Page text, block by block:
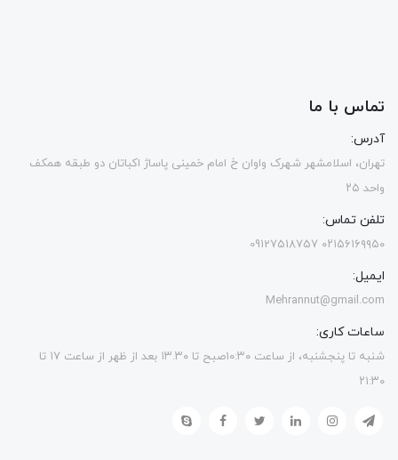
تماس با ما
آدرس:
تهران، اسلامشهر شهرک واوان خ امام خمینی پاساژ اکباتان دو طبقه همکف
واحد ۲۵
تلفن تماس:
۰۲۱۵۶۱۶۹۹۵۰ 09127518757
ایمیل:
Mehrannut@gmail.com
ساعات کاری:
شنبه تا پنجشنبه، از ساعت ۱۰:۳۰صبح تا ۱۳.۳۰ بعد از ظهر از ساعت ۱۷ تا
۲۱:۳۰